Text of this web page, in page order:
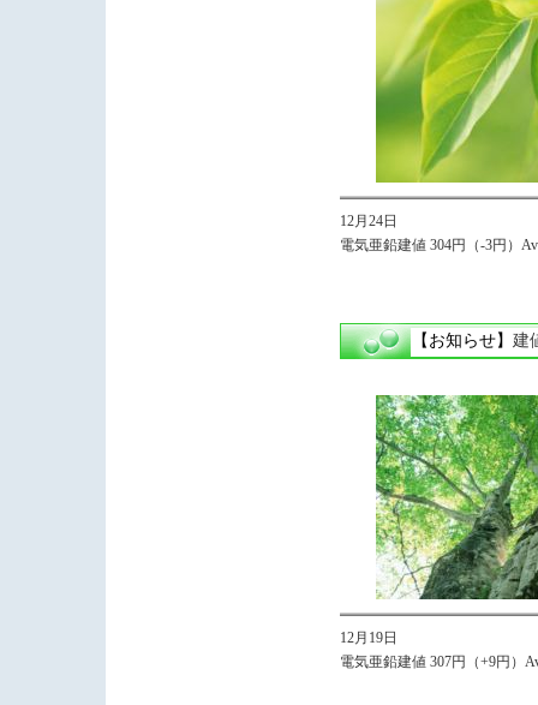
12月24日
電気亜鉛建値 304円（-3円）
【お知らせ】 建
12月19日
電気亜鉛建値 307円（+9円）